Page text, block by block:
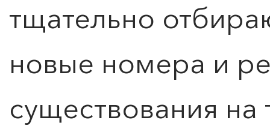
тщательно
новые номера и
существования на